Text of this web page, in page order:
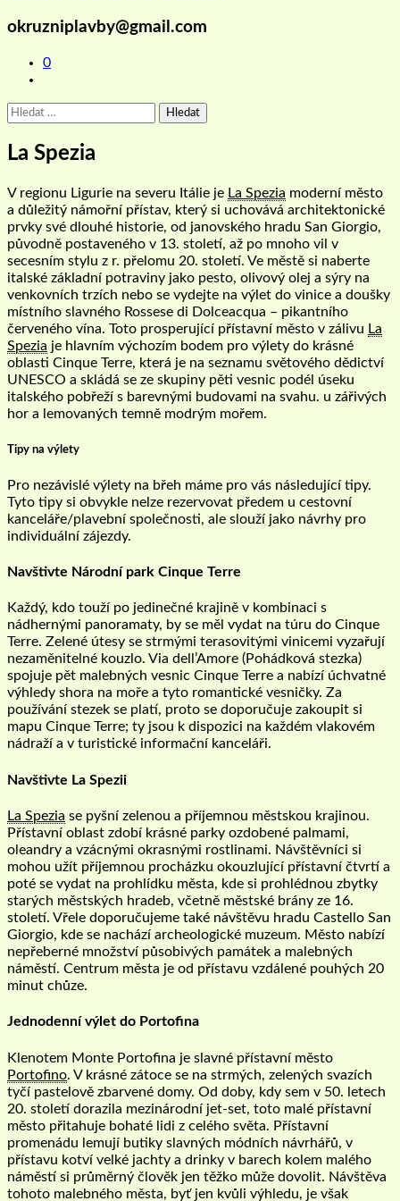
okruzniplavby@gmail.com
0
Vyhledávání
La Spezia
V regionu Ligurie na severu Itálie je La Spezia moderní město
a důležitý námořní přístav, který si uchovává architektonické
prvky své dlouhé historie, od janovského hradu San Giorgio,
původně postaveného v 13. století, až po mnoho vil v
secesním stylu z r. přelomu 20. století. Ve městě si naberte
italské základní potraviny jako pesto, olivový olej a sýry na
venkovních trzích nebo se vydejte na výlet do vinice a doušky
místního slavného Rossese di Dolceacqua – pikantního
červeného vína. Toto prosperující přístavní město v zálivu La
Spezia je hlavním výchozím bodem pro výlety do krásné
oblasti Cinque Terre, která je na seznamu světového dědictví
UNESCO a skládá se ze skupiny pěti vesnic podél úseku
italského pobřeží s barevnými budovami na svahu. u zářivých
hor a lemovaných temně modrým mořem.
Tipy na výlety
Pro nezávislé výlety na břeh máme pro vás následující tipy.
Tyto tipy si obvykle nelze rezervovat předem u cestovní
kanceláře/plavební společnosti, ale slouží jako návrhy pro
individuální zájezdy.
Navštivte Národní park Cinque Terre
Každý, kdo touží po jedinečné krajině v kombinaci s
nádhernými panoramaty, by se měl vydat na túru do Cinque
Terre. Zelené útesy se strmými terasovitými vinicemi vyzařují
nezaměnitelné kouzlo. Via dell’Amore (Pohádková stezka)
spojuje pět malebných vesnic Cinque Terre a nabízí úchvatné
výhledy shora na moře a tyto romantické vesničky. Za
používání stezek se platí, proto se doporučuje zakoupit si
mapu Cinque Terre; ty jsou k dispozici na každém vlakovém
nádraží a v turistické informační kanceláři.
Navštivte La Spezii
La Spezia se pyšní zelenou a příjemnou městskou krajinou.
Přístavní oblast zdobí krásné parky ozdobené palmami,
oleandry a vzácnými okrasnými rostlinami. Návštěvníci si
mohou užít příjemnou procházku okouzlující přístavní čtvrtí a
poté se vydat na prohlídku města, kde si prohlédnou zbytky
starých městských hradeb, včetně městské brány ze 16.
století. Vřele doporučujeme také návštěvu hradu Castello San
Giorgio, kde se nachází archeologické muzeum. Město nabízí
nepřeberné množství působivých památek a malebných
náměstí. Centrum města je od přístavu vzdálené pouhých 20
minut chůze.
Jednodenní výlet do Portofina
Klenotem Monte Portofina je slavné přístavní město
Portofino. V krásné zátoce se na strmých, zelených svazích
tyčí pastelově zbarvené domy. Od doby, kdy sem v 50. letech
20. století dorazila mezinárodní jet-set, toto malé přístavní
město přitahuje bohaté lidi z celého světa. Přístavní
promenádu ​​lemují butiky slavných módních návrhářů, v
přístavu kotví velké jachty a drinky v barech kolem malého
náměstí si průměrný člověk jen těžko může dovolit. Návštěva
tohoto malebného města, byť jen kvůli výhledu, je však